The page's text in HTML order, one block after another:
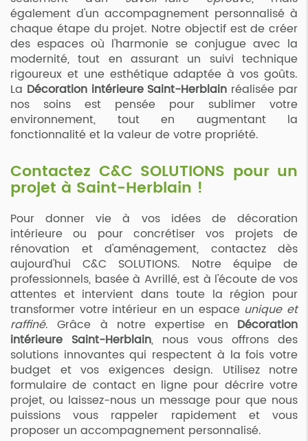
également d'un accompagnement personnalisé à
chaque étape du projet. Notre objectif est de créer
des espaces où l'harmonie se conjugue avec la
modernité, tout en assurant un suivi technique
rigoureux et une esthétique adaptée à vos goûts.
La Décoration intérieure Saint-Herblain réalisée par
nos soins est pensée pour sublimer votre
environnement, tout en augmentant la
fonctionnalité et la valeur de votre propriété.
Contactez C&C SOLUTIONS pour un
projet à Saint-Herblain !
Pour donner vie à vos idées de décoration
intérieure ou pour concrétiser vos projets de
rénovation et d'aménagement, contactez dès
aujourd'hui C&C SOLUTIONS. Notre équipe de
professionnels, basée à Avrillé, est à l'écoute de vos
attentes et intervient dans toute la région pour
transformer votre intérieur en un espace unique et
raffiné. Grâce à notre expertise en Décoration
intérieure Saint-Herblain, nous vous offrons des
solutions innovantes qui respectent à la fois votre
budget et vos exigences design. Utilisez notre
formulaire de contact en ligne pour décrire votre
projet, ou laissez-nous un message pour que nous
puissions vous rappeler rapidement et vous
proposer un accompagnement personnalisé.